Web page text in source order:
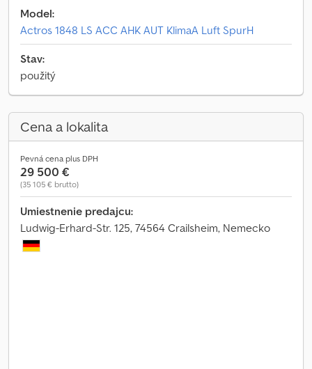
Model:
Actros 1848 LS ACC AHK AUT KlimaA Luft SpurH
Stav:
použitý
Cena a lokalita
Pevná cena plus DPH
29 500 €
(35 105 € brutto)
Umiestnenie predajcu:
Ludwig-Erhard-Str. 125, 74564 Crailsheim, Nemecko